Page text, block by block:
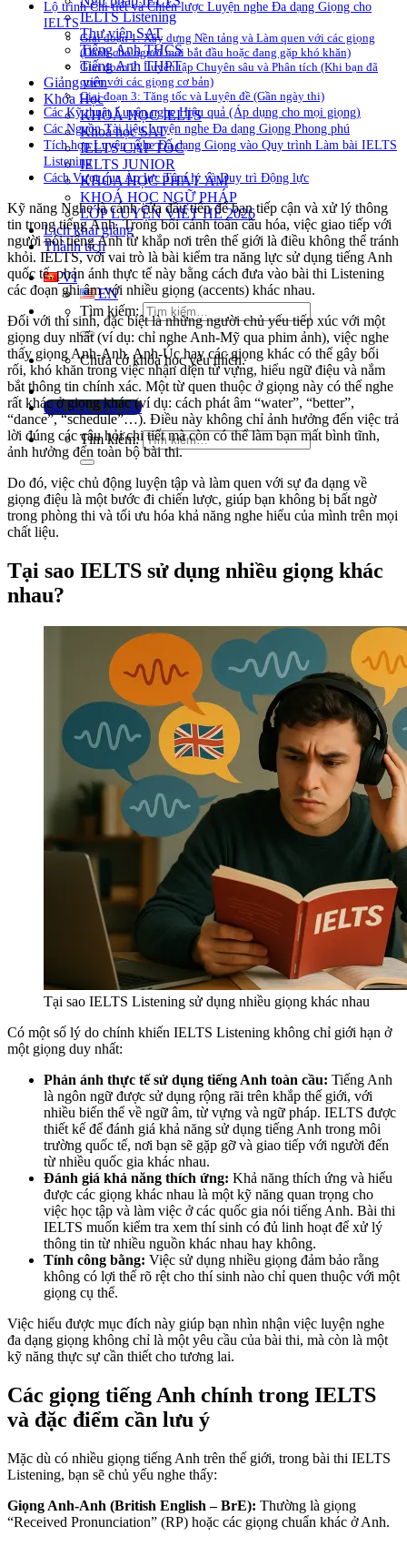
IELTS Listening
Thư viện SAT
Tiếng Anh THCS
Tiếng Anh THPT
Giảng viên
Khóa Học
KHOÁ HỌC IELTS
Khoá học SAT
IELTS CẤP TỐC
IELTS JUNIOR
KHÓA HỌC PHÁT ÂM
KHOÁ HỌC NGỮ PHÁP
LỚP LUYỆN VIẾT HÈ 2026
Lịch khai giảng
Thành tích
VI
EN
Tìm kiếm:
Chưa có khóa học yêu thích.
Đặt lịch / Tư vấn
Tìm kiếm:
Lộ trình Chi tiết và Chiến lược Luyện nghe Đa dạng Giọng cho
IELTS
Giai đoạn 1: Xây dựng Nền tảng và Làm quen với các giọng
(Dành cho người mới bắt đầu hoặc đang gặp khó khăn)
Giai đoạn 2: Luyện tập Chuyên sâu và Phân tích (Khi bạn đã
quen với các giọng cơ bản)
Giai đoạn 3: Tăng tốc và Luyện đề (Gần ngày thi)
Các Kỹ thuật Luyện nghe Hiệu quả (Áp dụng cho mọi giọng)
Các Nguồn Tài liệu Luyện nghe Đa dạng Giọng Phong phú
Tích hợp Luyện nghe Đa dạng Giọng vào Quy trình Làm bài IELTS
Listening
Cách Vượt qua Áp lực Tâm lý và Duy trì Động lực
Kỹ năng Nghe là cánh cửa đầu tiên để bạn tiếp cận và xử lý thông
tin trong tiếng Anh. Trong bối cảnh toàn cầu hóa, việc giao tiếp với
người nói tiếng Anh từ khắp nơi trên thế giới là điều không thể tránh
khỏi. IELTS, với vai trò là bài kiểm tra năng lực sử dụng tiếng Anh
quốc tế, phản ánh thực tế này bằng cách đưa vào bài thi Listening
các đoạn ghi âm với nhiều giọng (accents) khác nhau.
Đối với thí sinh, đặc biệt là những người chủ yếu tiếp xúc với một
giọng duy nhất (ví dụ: chỉ nghe Anh-Mỹ qua phim ảnh), việc nghe
thấy giọng Anh-Anh, Anh-Úc hay các giọng khác có thể gây bối
rối, khó khăn trong việc nhận diện từ vựng, hiểu ngữ điệu và nắm
bắt thông tin chính xác. Một từ quen thuộc ở giọng này có thể nghe
rất khác ở giọng khác (ví dụ: cách phát âm “water”, “better”,
“dance”, “schedule”…). Điều này không chỉ ảnh hưởng đến việc trả
lời đúng các câu hỏi chi tiết mà còn có thể làm bạn mất bình tĩnh,
ảnh hưởng đến toàn bộ bài thi.
Do đó, việc chủ động luyện tập và làm quen với sự đa dạng về
giọng điệu là một bước đi chiến lược, giúp bạn không bị bất ngờ
trong phòng thi và tối ưu hóa khả năng nghe hiểu của mình trên mọi
chất liệu.
Tại sao IELTS sử dụng nhiều giọng khác
nhau?
Tại sao IELTS Listening sử dụng nhiều giọng khác nhau
Có một số lý do chính khiến IELTS Listening không chỉ giới hạn ở
một giọng duy nhất:
Phản ánh thực tế sử dụng tiếng Anh toàn cầu: Tiếng Anh
là ngôn ngữ được sử dụng rộng rãi trên khắp thế giới, với
nhiều biến thể về ngữ âm, từ vựng và ngữ pháp. IELTS được
thiết kế để đánh giá khả năng sử dụng tiếng Anh trong môi
trường quốc tế, nơi bạn sẽ gặp gỡ và giao tiếp với người đến
từ nhiều quốc gia khác nhau.
Đánh giá khả năng thích ứng: Khả năng thích ứng và hiểu
được các giọng khác nhau là một kỹ năng quan trọng cho
việc học tập và làm việc ở các quốc gia nói tiếng Anh. Bài thi
IELTS muốn kiểm tra xem thí sinh có đủ linh hoạt để xử lý
thông tin từ nhiều nguồn khác nhau hay không.
Tính công bằng: Việc sử dụng nhiều giọng đảm bảo rằng
không có lợi thế rõ rệt cho thí sinh nào chỉ quen thuộc với một
giọng cụ thể.
Việc hiểu được mục đích này giúp bạn nhìn nhận việc luyện nghe
đa dạng giọng không chỉ là một yêu cầu của bài thi, mà còn là một
kỹ năng thực sự cần thiết cho tương lai.
Các giọng tiếng Anh chính trong IELTS
và đặc điểm cần lưu ý
Mặc dù có nhiều giọng tiếng Anh trên thế giới, trong bài thi IELTS
Listening, bạn sẽ chủ yếu nghe thấy:
Giọng Anh-Anh (British English – BrE): Thường là giọng
“Received Pronunciation” (RP) hoặc các giọng chuẩn khác ở Anh.